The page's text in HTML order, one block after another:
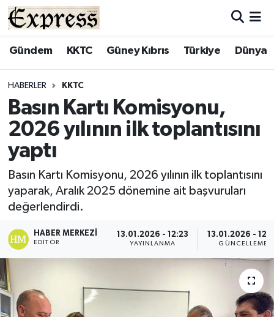
Gündem KKTC Güney Kıbrıs Türkiye Dünya
HABERLER KKTC
Basın Kartı Komisyonu,
2026 yılının ilk toplantısını
yaptı
Basın Kartı Komisyonu, 2026 yılının ilk toplantısını
yaparak, Aralık 2025 dönemine ait başvuruları
değerlendirdi.
HABER MERKEZI
EDITÖR
13.01.2026 - 12:23
YAYINLANMA
13.01.2026 -
GÜNCELLEME
ALAYKÖY
BİLİM
ÇATALKÖY
DÜNYA
EĞİTİM
EKONOMİ
ESENTEPE
Hava Durumu
Süper Lig Puan Durumu ve Fikstür
Tüm Manşetler
Son Dakika Haberleri
Haber Arşivi